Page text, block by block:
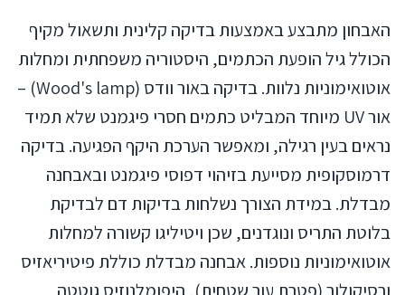
האבחון מתבצע באמצעות בדיקה קלינית ותשאול מקיף
הכולל גיל הופעת הכתמים, היסטוריה משפחתית ומחלות
אוטואימוניות נלוות. בדיקה באור וודס (Wood's lamp) –
אור UV מיוחד המבליט כתמים חסרי פיגמנט שלא תמיד
נראים בעין רגילה, ומאפשר הערכת היקף הפגיעה. בדיקה
דרמוסקופית מסייעת בזיהוי דפוסי פיגמנט ובאבחנה
מבדלת. במידת הצורך נשלחות בדיקות דם לבדיקת
בלוטת התריס ונוגדנים, שכן ויטיליגו קשורה למחלות
אוטואימוניות נוספות. אבחנה מבדלת כוללת פיטיריאזיס